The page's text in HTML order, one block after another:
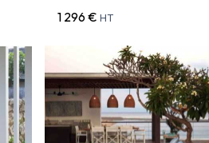
1 296 € HT